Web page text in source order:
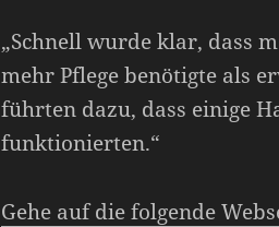
„Schnell wurde klar, dass
mehr Pflege benötigte als
führten dazu, dass einige
funktionierten.“
Gehe auf die folgende